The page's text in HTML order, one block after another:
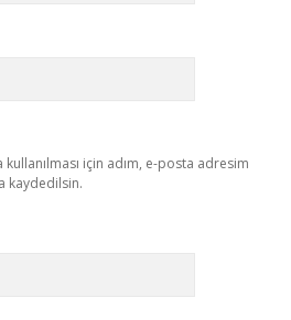
için adım, e-posta adresim
kaydedilsin.